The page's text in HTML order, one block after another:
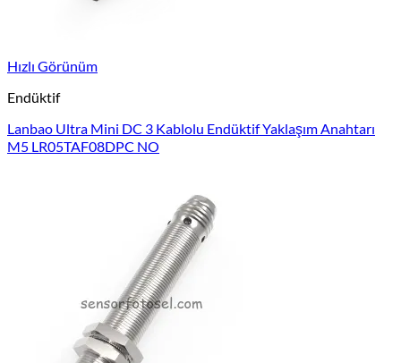
Hızlı Görünüm
Endüktif
Lanbao Ultra Mini DC 3 Kablolu Endüktif Yaklaşım Anahtarı
M5 LR05TAF08DPC NO